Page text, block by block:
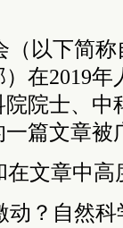
（以下简
在2019
院院士、 中
篇文章被
在文章中高
动？自然